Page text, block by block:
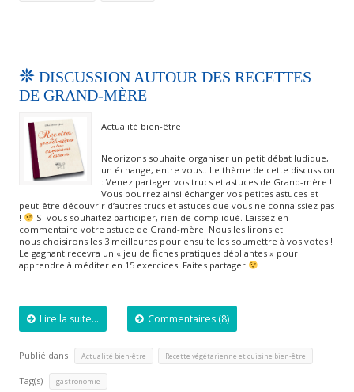
DISCUSSION AUTOUR DES RECETTES
DE GRAND-MÈRE
Actualité bien-être
Neorizons souhaite organiser un petit débat ludique,
un échange, entre vous.. Le thème de cette discussion
: Venez partager vos trucs et astuces de Grand-mère !
Vous pourrez ainsi échanger vos petites astuces et
peut-être découvrir d’autres trucs et astuces que vous ne connaissiez pas
!
Si vous souhaitez participer, rien de compliqué. Laissez en
commentaire votre astuce de Grand-mère. Nous les lirons et
nous choisirons les 3 meilleures pour ensuite les soumettre à vos votes !
Le gagnant recevra un « jeu de fiches pratiques dépliantes » pour
apprendre à méditer en 15 exercices. Faites partager
Lire la suite... Commentaires (8)
Publié dans Actualité bien-être Recette végétarienne et cuisine bien-être
Tag(s) gastronomie